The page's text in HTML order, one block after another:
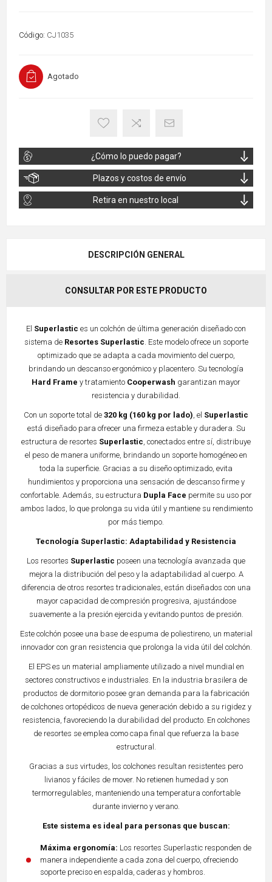
Código: CJ1035
Agotado
¿Cómo lo puedo pagar?
Plazos y costos de envío
Retira en nuestro local
DESCRIPCIÓN GENERAL
CONSULTAR POR ESTE PRODUCTO
El Superlastic es un colchón de última generación diseñado con
sistema de Resortes Superlastic . Este modelo ofrece un soporte
optimizado que se adapta a cada movimiento del cuerpo,
brindando un descanso ergonómico y placentero. Su tecnología
Hard Frame y tratamiento Cooperwash garantizan mayor
resistencia y durabilidad.
Con un soporte total de 320 kg (160 kg por lado) , el Superlastic
está diseñado para ofrecer una firmeza estable y duradera. Su
estructura de resortes Superlastic , conectados entre sí, distribuye
el peso de manera uniforme, brindando un soporte homogéneo en
toda la superficie. Gracias a su diseño optimizado, evita
hundimientos y proporciona una sensación de descanso firme y
confortable. Además, su estructura Dupla Face permite su uso por
ambos lados, lo que prolonga su vida útil y mantiene su rendimiento
por más tiempo.
Tecnología Superlastic: Adaptabilidad y Resistencia
Los resortes Superlastic poseen una tecnología avanzada que
mejora la distribución del peso y la adaptabilidad al cuerpo. A
diferencia de otros resortes tradicionales, están diseñados con una
mayor capacidad de compresión progresiva, ajustándose
suavemente a la presión ejercida y evitando puntos de presión.
Este colchón posee una base de espuma de poliestireno, un material
innovador con gran resistencia que prolonga la vida útil del colchón.
El EPS es un material ampliamente utilizado a nivel mundial en
sectores constructivos e industriales. En la industria brasilera de
productos de dormitorio posee gran demanda para la fabricación
de colchones ortopédicos de nueva generación debido a su rigidez y
resistencia, favoreciendo la durabilidad del producto. En colchones
de resortes se emplea como capa final que refuerza la base
estructural.
Gracias a sus virtudes, los colchones resultan resistentes pero
livianos y fáciles de mover. No retienen humedad y son
termorregulables, manteniendo una temperatura confortable
durante invierno y verano.
Este sistema es ideal para personas que buscan:
Máxima ergonomía: Los resortes Superlastic responden de
manera independiente a cada zona del cuerpo, ofreciendo
soporte preciso en espalda, caderas y hombros.